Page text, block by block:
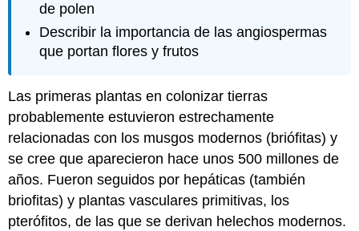
de polen
Describir la importancia de las angiospermas
que portan flores y frutos
Las primeras plantas en colonizar tierras
probablemente estuvieron estrechamente
relacionadas con los musgos modernos (briófitas) y
se cree que aparecieron hace unos 500 millones de
años. Fueron seguidos por hepáticas (también
briofitas) y plantas vasculares primitivas, los
pterófitos, de las que se derivan helechos modernos.